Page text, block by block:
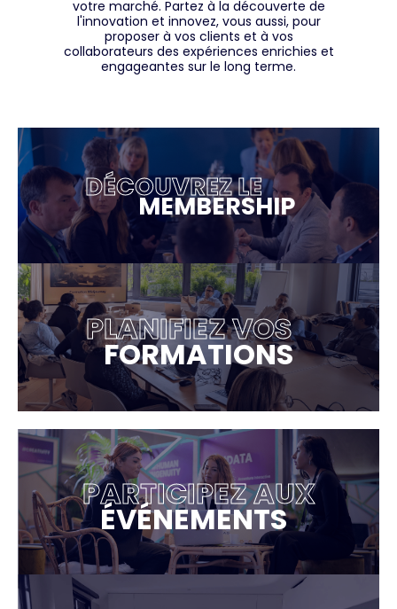
votre marché. Partez à la découverte de
l'innovation et innovez, vous aussi, pour
proposer à vos clients et à vos
collaborateurs des expériences enrichies et
engageantes sur le long terme.
DÉCOUVREZ LE
MEMBERSHIP
PLANIFIEZ VOS
FORMATIONS
PARTICIPEZ AUX
ÉVÉNEMENTS